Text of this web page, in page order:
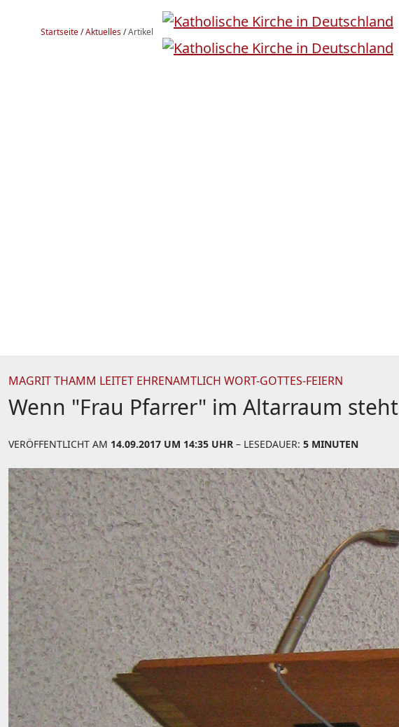
Startseite/Aktuelles/Artikel
MAGRIT THAMM LEITET EHRENAMTLICH WORT-GOTTES-FEIERN
Wenn "Frau Pfarrer" im Altarraum steht
VERÖFFENTLICHT AM 14.09.2017 UM 14:35 UHR – LESEDAUER: 5 MINUTEN